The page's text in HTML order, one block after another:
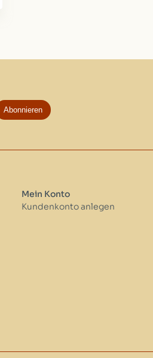
Abonnieren
Mein Konto
Kundenkonto anlegen